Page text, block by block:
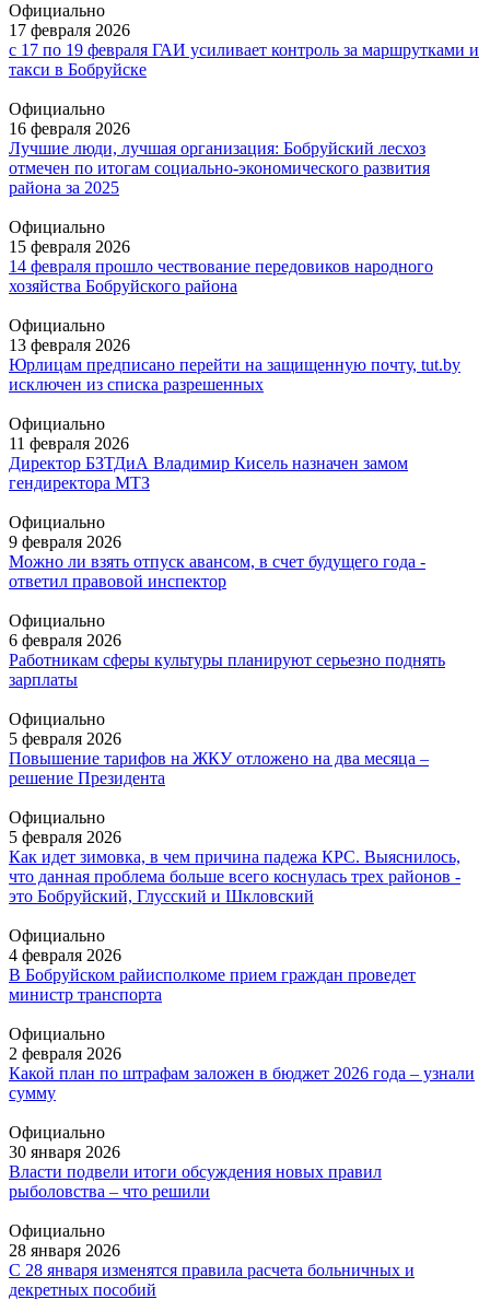
Официально
17 февраля 2026
с 17 по 19 февраля ГАИ усиливает контроль за маршрутками и
такси в Бобруйске
Официально
16 февраля 2026
Лучшие люди, лучшая организация: Бобруйский лесхоз
отмечен по итогам социально-экономического развития
района за 2025
Официально
15 февраля 2026
14 февраля прошло чествование передовиков народного
хозяйства Бобруйского района
Официально
13 февраля 2026
Юрлицам предписано перейти на защищенную почту, tut.by
исключен из списка разрешенных
Официально
11 февраля 2026
Директор БЗТДиА Владимир Кисель назначен замом
гендиректора МТЗ
Официально
9 февраля 2026
Можно ли взять отпуск авансом, в счет будущего года -
ответил правовой инспектор
Официально
6 февраля 2026
Работникам сферы культуры планируют серьезно поднять
зарплаты
Официально
5 февраля 2026
Повышение тарифов на ЖКУ отложено на два месяца –
решение Президента
Официально
5 февраля 2026
Как идет зимовка, в чем причина падежа КРС. Выяснилось,
что данная проблема больше всего коснулась трех районов -
это Бобруйский, Глусский и Шкловский
Официально
4 февраля 2026
В Бобруйском райисполкоме прием граждан проведет
министр транспорта
Официально
2 февраля 2026
Какой план по штрафам заложен в бюджет 2026 года – узнали
сумму
Официально
30 января 2026
Власти подвели итоги обсуждения новых правил
рыболовства – что решили
Официально
28 января 2026
С 28 января изменятся правила расчета больничных и
декретных пособий